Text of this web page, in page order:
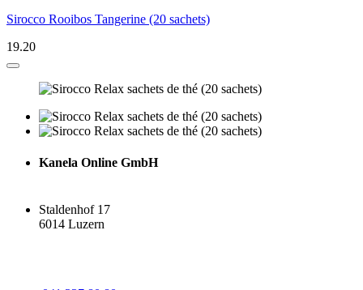
Sirocco Rooibos Tangerine (20 sachets)
19.20
Kanela Online GmbH
Staldenhof 17
6014 Luzern